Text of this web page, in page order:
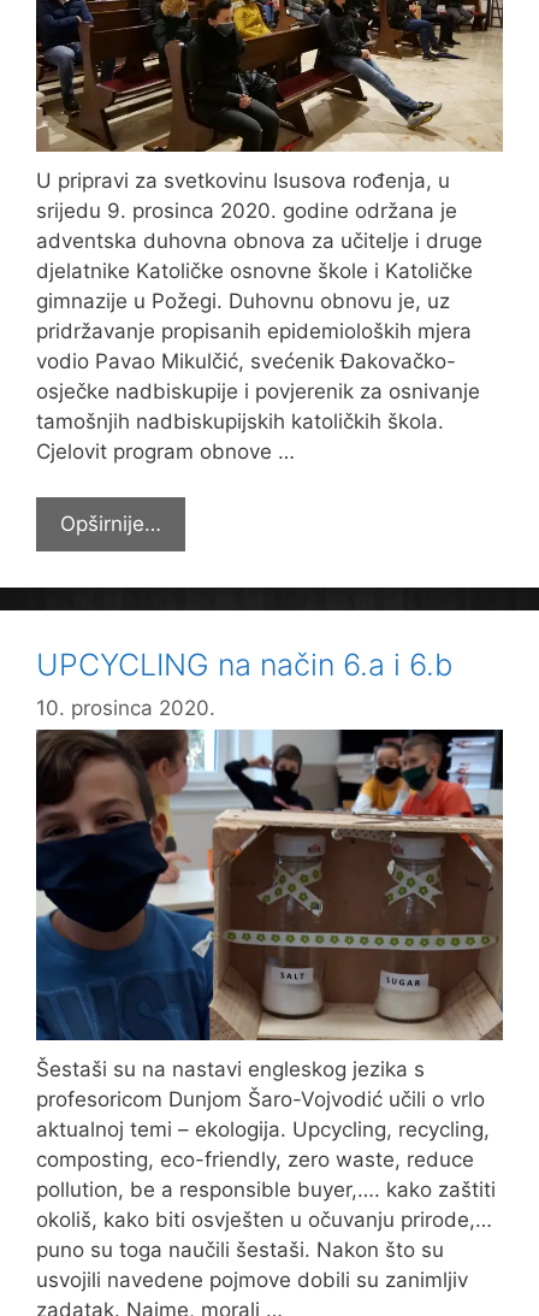
U pripravi za svetkovinu Isusova rođenja, u
srijedu 9. prosinca 2020. godine održana je
adventska duhovna obnova za učitelje i druge
djelatnike Katoličke osnovne škole i Katoličke
gimnazije u Požegi. Duhovnu obnovu je, uz
pridržavanje propisanih epidemioloških mjera
vodio Pavao Mikulčić, svećenik Đakovačko-
osječke nadbiskupije i povjerenik za osnivanje
tamošnjih nadbiskupijskih katoličkih škola.
Cjelovit program obnove …
Opširnije…
duhovna
obnova
djelatnika
katoličkih
škola
UPCYCLING na način 6.a i 6.b
10. prosinca 2020.
Šestaši su na nastavi engleskog jezika s
profesoricom Dunjom Šaro-Vojvodić učili o vrlo
aktualnoj temi – ekologija. Upcycling, recycling,
composting, eco-friendly, zero waste, reduce
pollution, be a responsible buyer,…. kako zaštiti
okoliš, kako biti osvješten u očuvanju prirode,…
puno su toga naučili šestaši. Nakon što su
usvojili navedene pojmove dobili su zanimljiv
zadatak. Naime, morali …